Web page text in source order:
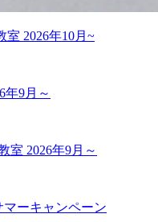
2026年10月~
年9月～
室 2026年9月～
マーキャンペーン